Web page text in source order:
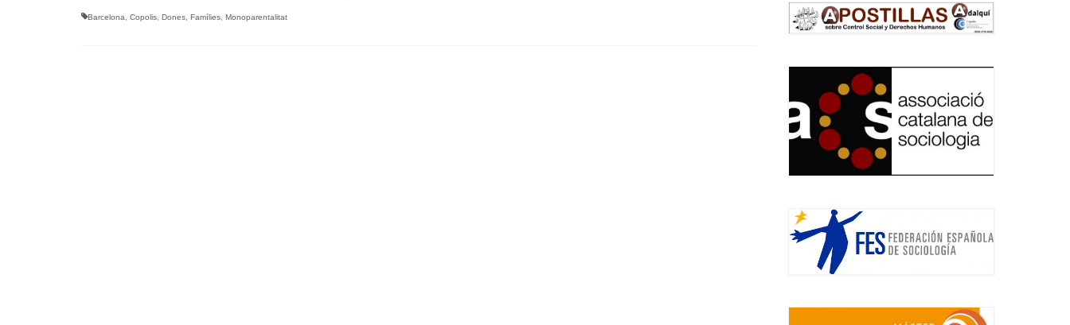
Barcelona Copolis Dones Famílies Monoparentalitat